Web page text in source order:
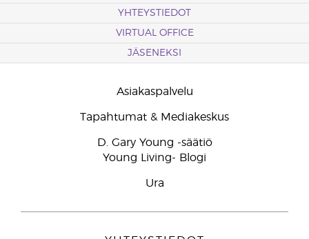
YHTEYSTIEDOT
VIRTUAL OFFICE
JÄSENEKSI
Asiakaspalvelu
Tapahtumat & Mediakeskus
D. Gary Young -säätiö
Young Living- Blogi
Ura